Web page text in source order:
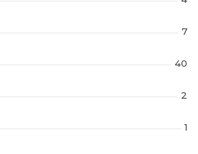
7
40
2
1